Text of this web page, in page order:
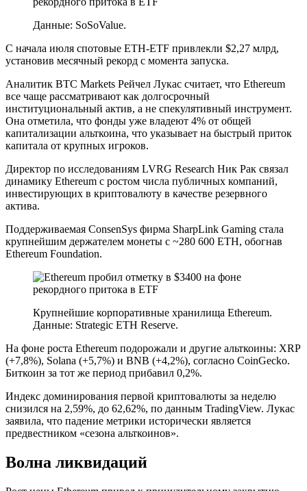
Данные: SoSoValue.
С начала июля спотовые ETH-ETF привлекли $2,27 млрд,
установив месячный рекорд с момента запуска.
Аналитик BTC Markets Рейчел Лукас считает, что Ethereum
все чаще рассматривают как долгосрочный
институциональный актив, а не спекулятивный инструмент.
Она отметила, что фонды уже владеют 4% от общей
капитализации альткоина, что указывает на быстрый приток
капитала от крупных игроков.
Директор по исследованиям LVRG Research Ник Рак связал
динамику Ethereum с ростом числа публичных компаний,
инвестирующих в криптовалюту в качестве резервного
актива.
Поддерживаемая ConsenSys фирма SharpLink Gaming стала
крупнейшим держателем монеты с ~280 600 ETH, обогнав
Ethereum Foundation.
Крупнейшие корпоративные хранилища Ethereum.
Данные: Strategic ETH Reserve.
На фоне роста Ethereum подорожали и другие альткоины: XRP
(+7,8%), Solana (+5,7%) и BNB (+4,2%), согласно CoinGecko.
Биткоин за тот же период прибавил 0,2%.
Индекс доминирования первой криптовалюты за неделю
снизился на 2,59%, до 62,62%, по данным TradingView. Лукас
заявила, что падение метрики исторически является
предвестником «сезона альткоинов».
Волна ликвидаций